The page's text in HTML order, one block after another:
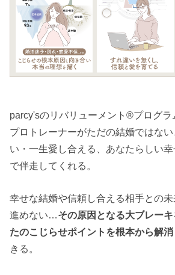
parcy'sのリバリューメント®︎プログ
プロトレーナーがただの結婚ではな
い・一生愛し合える、あなたらしい
で伴走してくれる。
幸せな結婚や信頼し合える相手との
進めない…その原因となる大ブレー
たのこじらせポイントを根本から解消
きる。